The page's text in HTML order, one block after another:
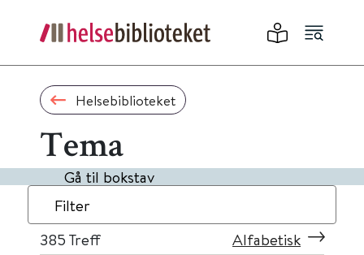
Helsebiblioteket
Tema
Gå til bokstav
Filter
385 Treff Alfabetisk